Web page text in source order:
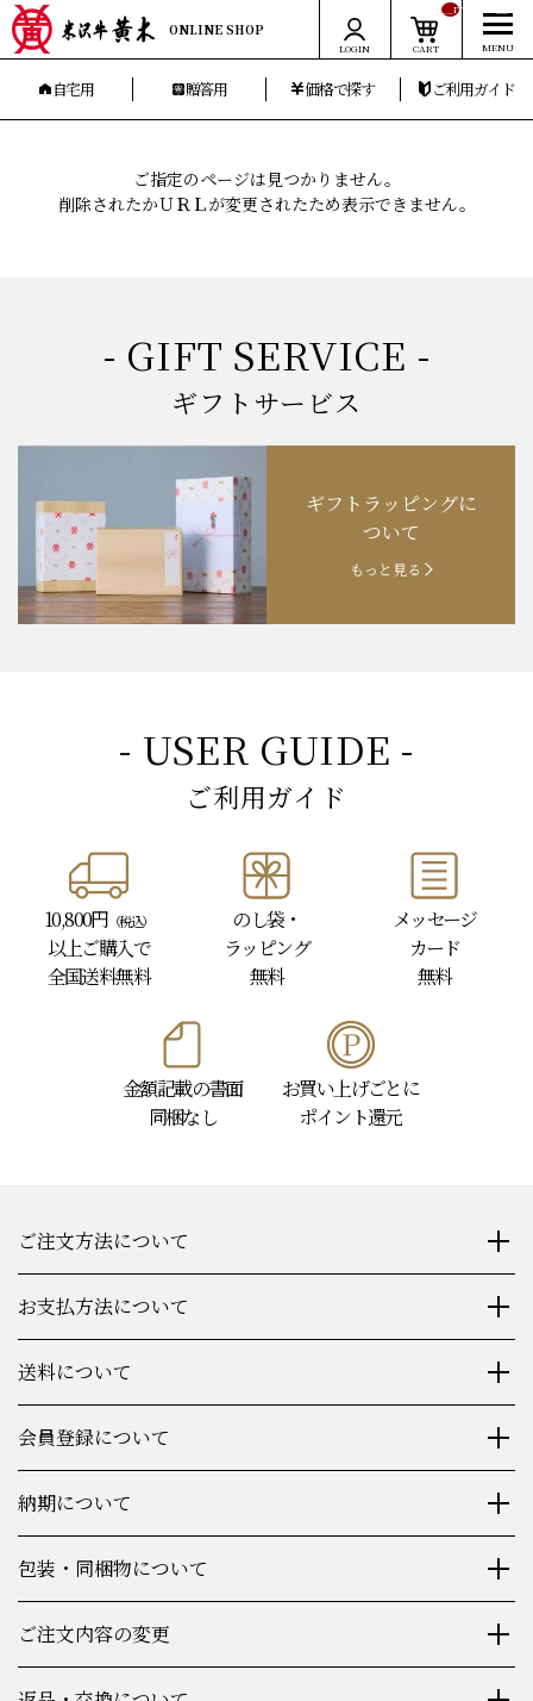
ONLINE SHOP
LOGIN CART
__ITM_CNT__
自宅用 贈答用 価格で探す ご利用ガイド
ご指定のページは見つかりません。
削除されたかＵＲＬが変更されたため表示できません。
- GIFT SERVICE -
ギフトサービス
ギフトラッピングに
ついて
もっと見る
- USER GUIDE -
ご利用ガイド
10,800円 （税込）
以上ご購入で
全国送料無料
のし袋・
ラッピング
無料
メッセージ
カード
無料
金額記載の書面
同梱なし
お買い上げごとに
ポイント還元
ご注文方法について
お支払方法について
送料について
会員登録について
納期について
包装・同梱物について
ご注文内容の変更